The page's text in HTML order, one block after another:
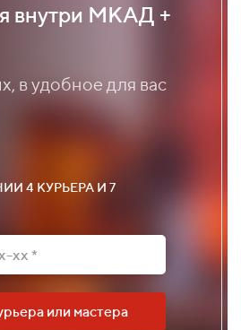
внутри МКАД +
в удобное для вас
4 КУРЬЕРА И 7
или мастера